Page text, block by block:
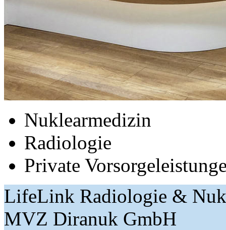
Nuklearmedizin
Radiologie
Private
LifeLink Radiologie &
MVZ Diranuk GmbH